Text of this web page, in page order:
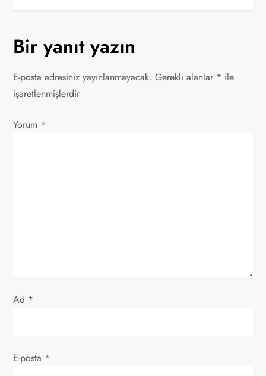
ı
g
e
z
Bir yanıt yazın
E-posta adresiniz yayınlanmayacak. Gerekli alanlar * ile
işaretlenmişlerdir
Yorum *
Ad *
E-posta *